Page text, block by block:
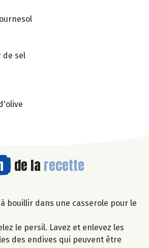
de sel
de la recette
à bouillir dans une casserole pour le
le persil. Lavez et enlevez les
des endives qui peuvent être